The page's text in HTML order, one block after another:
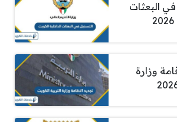
البعثات
وزارة